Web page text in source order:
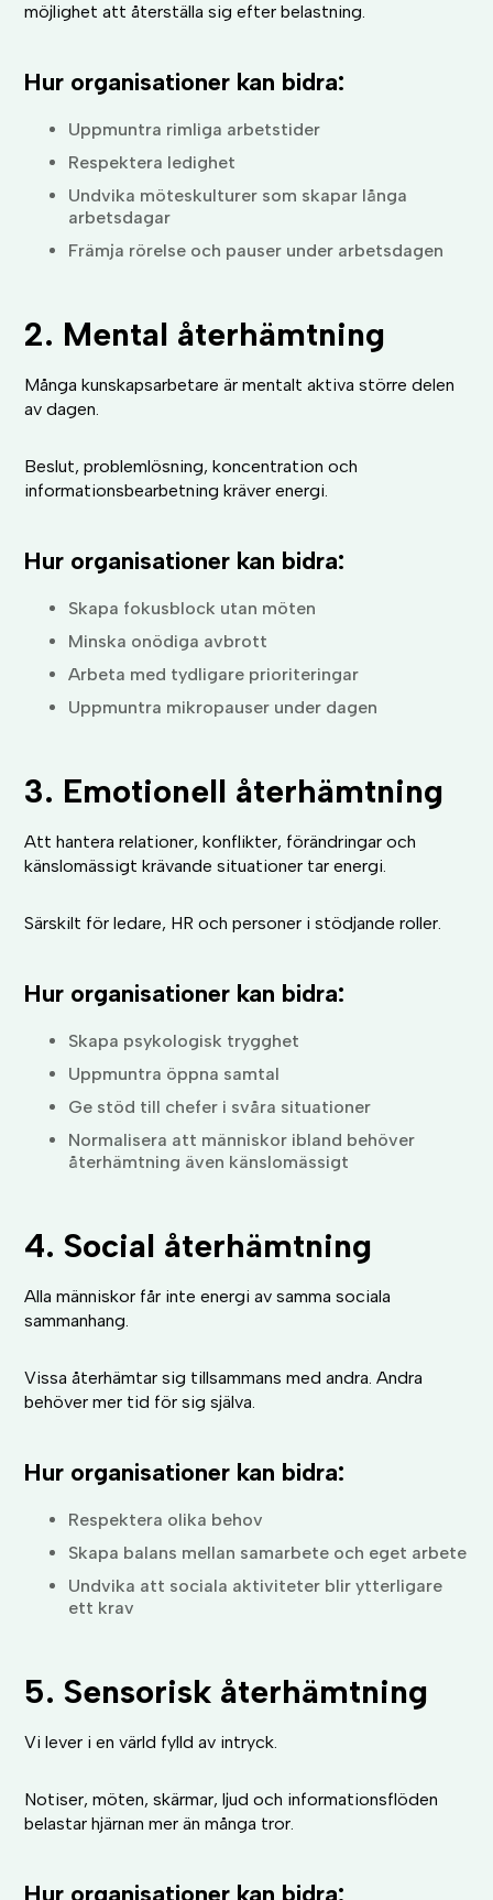
möjlighet att återställa sig efter belastning.
Hur organisationer kan bidra:
Uppmuntra rimliga arbetstider
Respektera ledighet
Undvika möteskulturer som skapar långa
arbetsdagar
Främja rörelse och pauser under arbetsdagen
2. Mental återhämtning
Många kunskapsarbetare är mentalt aktiva större delen
av dagen.
Beslut, problemlösning, koncentration och
informationsbearbetning kräver energi.
Hur organisationer kan bidra:
Skapa fokusblock utan möten
Minska onödiga avbrott
Arbeta med tydligare prioriteringar
Uppmuntra mikropauser under dagen
3. Emotionell återhämtning
Att hantera relationer, konflikter, förändringar och
känslomässigt krävande situationer tar energi.
Särskilt för ledare, HR och personer i stödjande roller.
Hur organisationer kan bidra:
Skapa psykologisk trygghet
Uppmuntra öppna samtal
Ge stöd till chefer i svåra situationer
Normalisera att människor ibland behöver
återhämtning även känslomässigt
4. Social återhämtning
Alla människor får inte energi av samma sociala
sammanhang.
Vissa återhämtar sig tillsammans med andra. Andra
behöver mer tid för sig själva.
Hur organisationer kan bidra:
Respektera olika behov
Skapa balans mellan samarbete och eget arbete
Undvika att sociala aktiviteter blir ytterligare
ett krav
5. Sensorisk återhämtning
Vi lever i en värld fylld av intryck.
Notiser, möten, skärmar, ljud och informationsflöden
belastar hjärnan mer än många tror.